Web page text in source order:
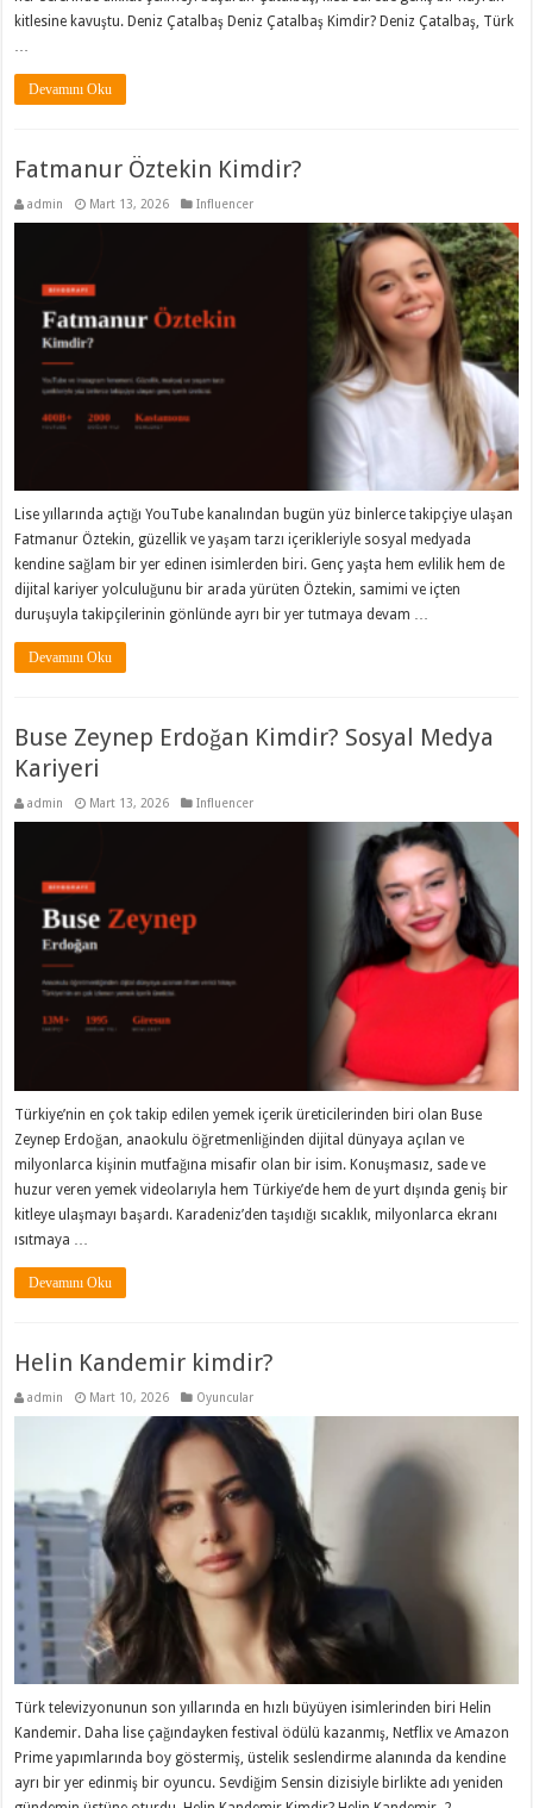
kitlesine kavuştu. Deniz Çatalbaş Deniz Çatalbaş Kimdir? Deniz Çatalbaş, Türk
…
Devamını Oku
Fatmanur Öztekin Kimdir?
admin Mart 13, 2026 Influencer
Lise yıllarında açtığı YouTube kanalından bugün yüz binlerce takipçiye ulaşan
Fatmanur Öztekin, güzellik ve yaşam tarzı içerikleriyle sosyal medyada
kendine sağlam bir yer edinen isimlerden biri. Genç yaşta hem evlilik hem de
dijital kariyer yolculuğunu bir arada yürüten Öztekin, samimi ve içten
duruşuyla takipçilerinin gönlünde ayrı bir yer tutmaya devam …
Devamını Oku
Buse Zeynep Erdoğan Kimdir? Sosyal Medya
Kariyeri
admin Mart 13, 2026 Influencer
Türkiye’nin en çok takip edilen yemek içerik üreticilerinden biri olan Buse
Zeynep Erdoğan, anaokulu öğretmenliğinden dijital dünyaya açılan ve
milyonlarca kişinin mutfağına misafir olan bir isim. Konuşmasız, sade ve
huzur veren yemek videolarıyla hem Türkiye’de hem de yurt dışında geniş bir
kitleye ulaşmayı başardı. Karadeniz’den taşıdığı sıcaklık, milyonlarca ekranı
ısıtmaya …
Devamını Oku
Helin Kandemir kimdir?
admin Mart 10, 2026 Oyuncular
Türk televizyonunun son yıllarında en hızlı büyüyen isimlerinden biri Helin
Kandemir. Daha lise çağındayken festival ödülü kazanmış, Netflix ve Amazon
Prime yapımlarında boy göstermiş, üstelik seslendirme alanında da kendine
ayrı bir yer edinmiş bir oyuncu. Sevdiğim Sensin dizisiyle birlikte adı yeniden